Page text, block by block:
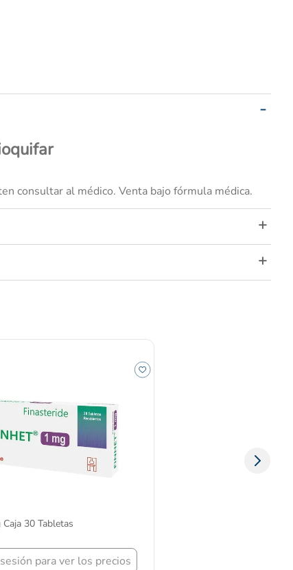
consultar al médico. Venta bajo fórmula médica.
30 Tabletas
para ver los precios